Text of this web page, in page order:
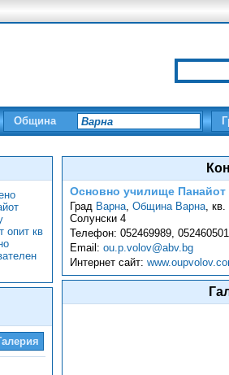
Община
опит кв
Основно училище
Град Варна, Община Варна,
Солунски 4
Телефон: 052469989,
Email: ou.p.volov@abv.bg
Интернет сайт: